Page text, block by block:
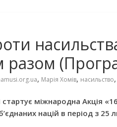
разом
, Марія Хомів, насильство,
стартує міжнародна Акція
націй в період з 25